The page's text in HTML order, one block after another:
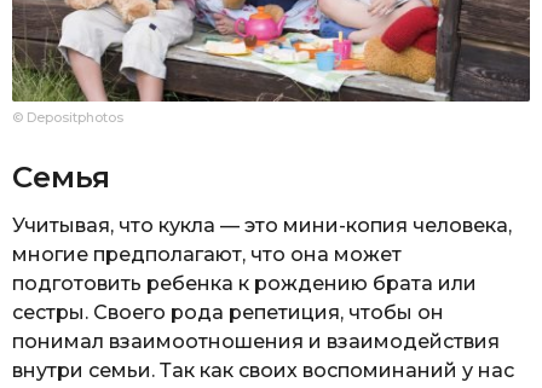
© Depositphotos
Семья
Учитывая, что кукла — это мини-копия человека,
многие предполагают, что она может
подготовить ребенка к рождению брата или
сестры. Своего рода репетиция, чтобы он
понимал взаимоотношения и взаимодействия
внутри семьи. Так как своих воспоминаний у нас